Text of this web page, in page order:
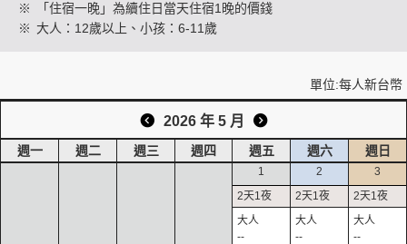
※
「住宿一晚」為續住日當天住宿1晚的價錢
※ 大人：12歲以上、小孩：6-11歲
單位:每人新台幣
2026 年 5 月
週一 週二 週三 週四 週五 週六 週日
1
--
2
--
3
--